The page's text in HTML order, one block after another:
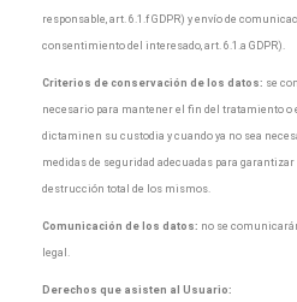
responsable, art. 6.1.f GDPR) y envío de
consentimiento del interesado, art. 6.1.a GDPR).
Criterios de conservación de los datos: se
necesario para mantener el fin del tratamiento o
dictaminen su custodia y cuando ya no sea
medidas de seguridad adecuadas para
destrucción total de los mismos.
Comunicación de los datos: no se
legal.
Derechos que asisten al Usuario: